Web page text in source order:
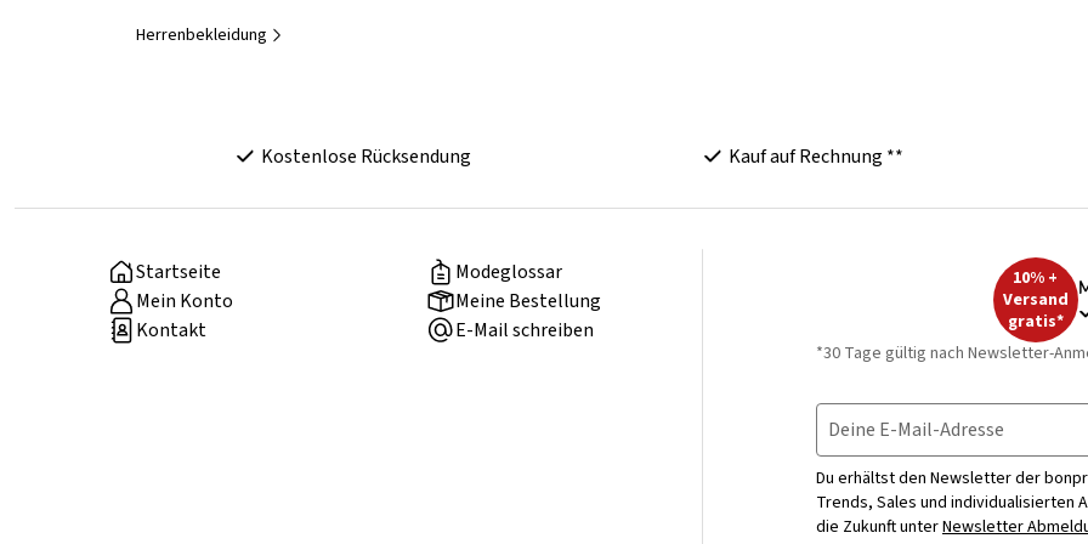
Herrenbekleidung
Kostenlose Rücksendung Kauf auf Rechnung **
Startseite
Modeglossar
Mein Konto
Meine Bestellung
Kontakt
E-Mail schreiben
10% +
Versand
gratis*
*30 Tage gültig nach Newsletter-
Deine E-Mail-Adresse
Du erhältst den Newsletter der
Trends, Sales und individualisierten
die Zukunft unterNewsletter